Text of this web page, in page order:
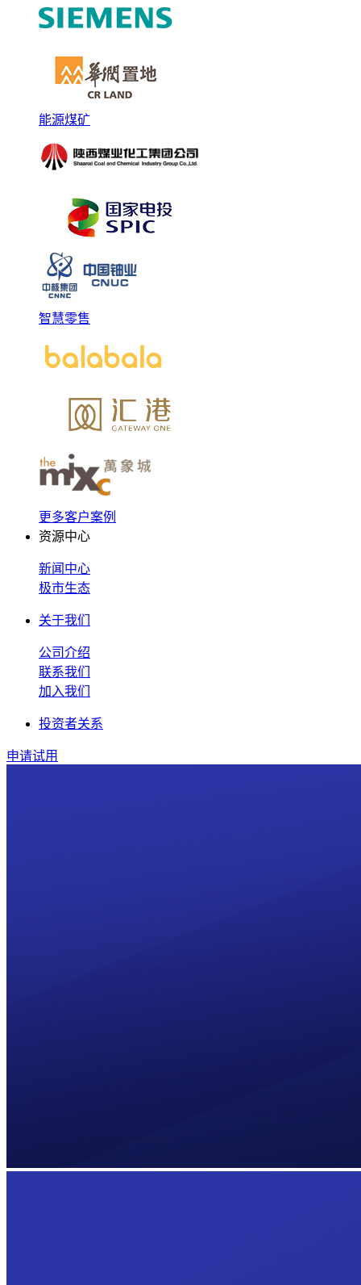
能源煤矿
智慧零售
更多客户案例
资源中心
新闻中心
极市生态
关于我们
公司介绍
联系我们
加入我们
投资者关系
申请试用